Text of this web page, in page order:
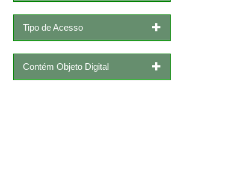
Tipo de Acesso
Contém Objeto Digital